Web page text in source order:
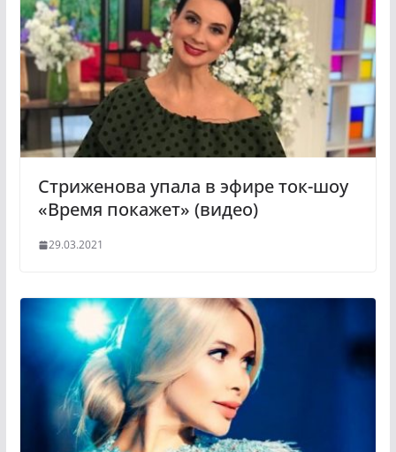
Стриженова упала в эфире ток-шоу
«Время покажет» (видео)
29.03.2021